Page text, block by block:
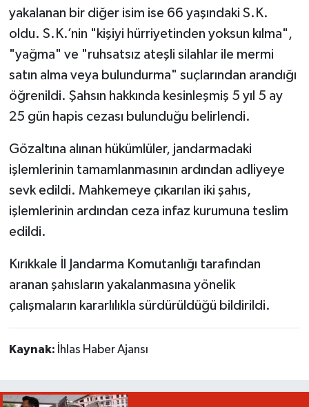
yakalanan bir diğer isim ise 66 yaşındaki S.K.
oldu. S.K.’nin "kişiyi hürriyetinden yoksun kılma",
"yağma" ve "ruhsatsız ateşli silahlar ile mermi
satın alma veya bulundurma" suçlarından arandığı
öğrenildi. Şahsın hakkında kesinleşmiş 5 yıl 5 ay
25 gün hapis cezası bulunduğu belirlendi.
Gözaltına alınan hükümlüler, jandarmadaki
işlemlerinin tamamlanmasının ardından adliyeye
sevk edildi. Mahkemeye çıkarılan iki şahıs,
işlemlerinin ardından ceza infaz kurumuna teslim
edildi.
Kırıkkale İl Jandarma Komutanlığı tarafından
aranan şahısların yakalanmasına yönelik
çalışmaların kararlılıkla sürdürüldüğü bildirildi.
Kaynak: İhlas Haber Ajansı